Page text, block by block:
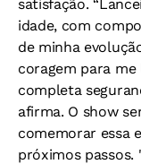
satisfação.
idade, com
de minha
coragem para
completa
afirma. O show
comemorar essa
próximos passos.